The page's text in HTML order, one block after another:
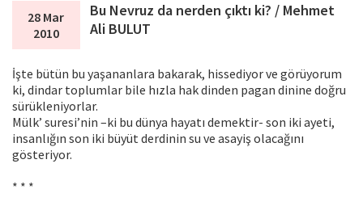
28 Mar
2010
Bu Nevruz da nerden çıktı ki? / Mehmet
Ali BULUT
İşte bütün bu yaşananlara bakarak, hissediyor ve görüyorum
ki, dindar toplumlar bile hızla hak dinden pagan dinine doğru
sürükleniyorlar.
Mülk’ suresi’nin –ki bu dünya hayatı demektir- son iki ayeti,
insanlığın son iki büyüt derdinin su ve asayiş olacağını
gösteriyor.
* * *